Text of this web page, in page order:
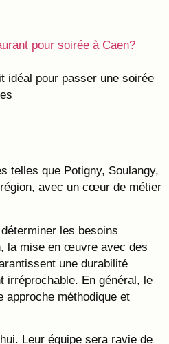
pour soirée à Caen?
idéal pour passer une soirée
telles que Potigny, Soulangy,
avec un cœur de métier
les besoins
la mise en œuvre avec des
une durabilité
irréprochable. En général, le
approche méthodique et
Leur équipe sera ravie de